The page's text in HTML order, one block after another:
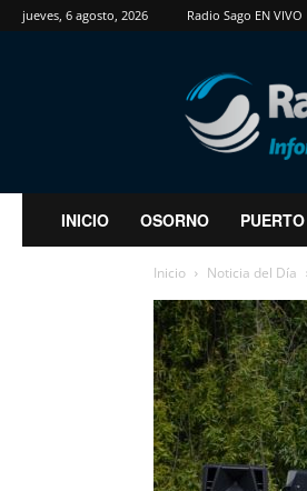
jueves, 6 agosto, 2026 Radio Sago EN VIVO
RadioSago
INICIO OSORNO
Inicio Noticia del Día